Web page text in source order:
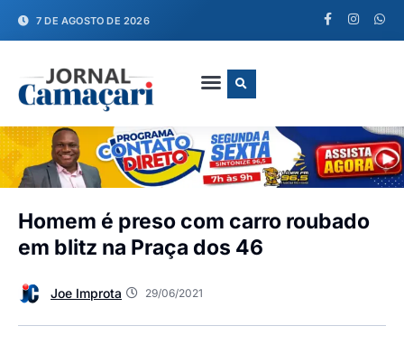
7 DE AGOSTO DE 2026
Homem é preso com carro roubado
em blitz na Praça dos 46
Joe Improta 29/06/2021